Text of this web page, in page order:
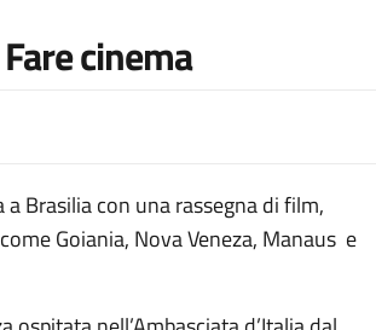
cinema
Brasilia con una rassegna di film,
Goiania, Nova Veneza, Manaus e